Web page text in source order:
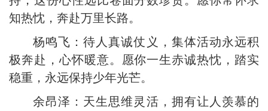
知热忱，奔赴万里长路。
杨鸣飞：待人真诚仗义，集体活动永远积
极奔赴，心怀暖意。愿你一生赤诚热忱，踏实
稳重，永远保持少年光芒。
余昂泽：天生思维灵活，拥有让人羡慕的